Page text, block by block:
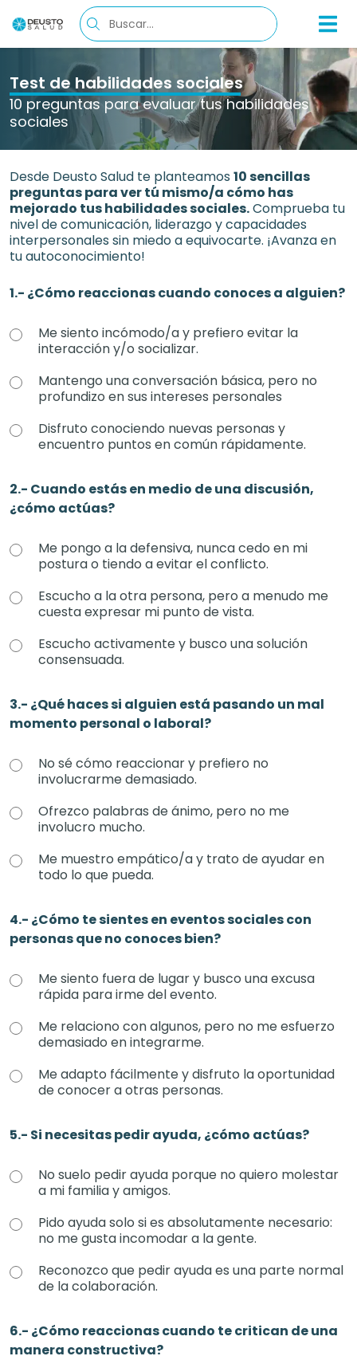
Test de habilidades sociales
10 preguntas para evaluar tus habilidades
sociales
Desde Deusto Salud te planteamos 10 sencillas
preguntas para ver tú mismo/a cómo has
mejorado tus habilidades sociales.Comprueba tu
nivel de comunicación, liderazgo y capacidades
interpersonales sin miedo a equivocarte. ¡Avanza en
tu autoconocimiento!
1.- ¿Cómo reaccionas cuando conoces a alguien?
Me siento incómodo/a y prefiero evitar la
interacción y/o socializar.
Mantengo una conversación básica, pero no
profundizo en sus intereses personales
Disfruto conociendo nuevas personas y
encuentro puntos en común rápidamente.
2.- Cuando estás en medio de una discusión,
¿cómo actúas?
Me pongo a la defensiva, nunca cedo en mi
postura o tiendo a evitar el conflicto.
Escucho a la otra persona, pero a menudo me
cuesta expresar mi punto de vista.
Escucho activamente y busco una solución
consensuada.
3.- ¿Qué haces si alguien está pasando un mal
momento personal o laboral?
No sé cómo reaccionar y prefiero no
involucrarme demasiado.
Ofrezco palabras de ánimo, pero no me
involucro mucho.
Me muestro empático/a y trato de ayudar en
todo lo que pueda.
4.- ¿Cómo te sientes en eventos sociales con
personas que no conoces bien?
Me siento fuera de lugar y busco una excusa
rápida para irme del evento.
Me relaciono con algunos, pero no me esfuerzo
demasiado en integrarme.
Me adapto fácilmente y disfruto la oportunidad
de conocer a otras personas.
5.- Si necesitas pedir ayuda, ¿cómo actúas?
No suelo pedir ayuda porque no quiero molestar
a mi familia y amigos.
Pido ayuda solo si es absolutamente necesario:
no me gusta incomodar a la gente.
Reconozco que pedir ayuda es una parte normal
de la colaboración.
6.- ¿Cómo reaccionas cuando te critican de una
manera constructiva?